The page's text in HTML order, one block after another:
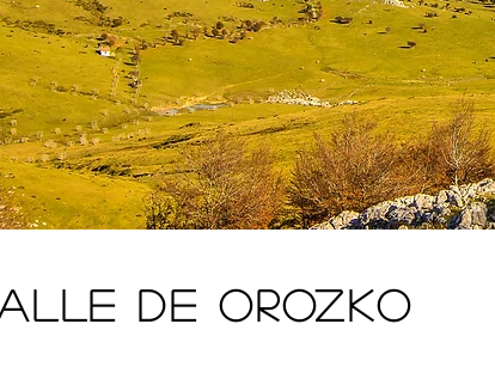
DE OROZKO